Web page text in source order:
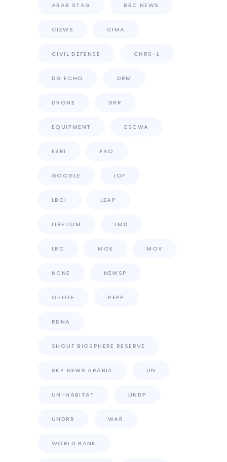
ARAB STAG BBC NEWS
CIEWS CIMA
CIVIL DEFENSE CNRS-L
DG ECHO DRM
DRONE DRR
EQUIPMENT ESCWA
ESRI FAO
GOOGLE IOF
LBCI LEAP
LIBELIUM LMD
LRC MOE MOV
NCNE NEWSP
O-LIFE PEPP
RDNA
SHOUF BIOSPHERE RESERVE
SKY NEWS ARABIA UN
UN-HABITAT UNDP
UNDRR WAR
WORLD BANK